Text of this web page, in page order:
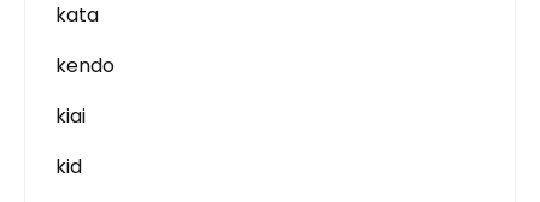
kata
kendo
kiai
kid